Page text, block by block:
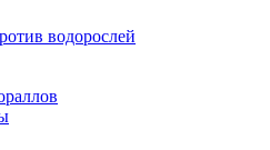
водорослей